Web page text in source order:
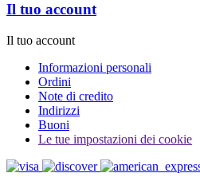
Il tuo account
Il tuo account
Informazioni personali
Ordini
Note di credito
Indirizzi
Buoni
Le tue impostazioni dei cookie